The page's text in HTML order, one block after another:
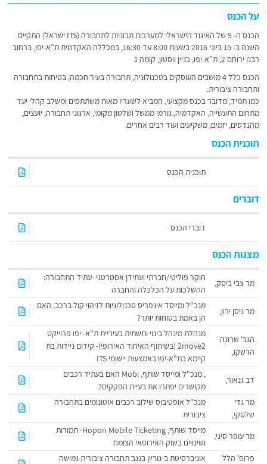
על הכנס
הכנס ה- 9 של האיגוד הישראלי למערכות תבוניות לתחבורה (ITS ישראל) התקיים
השנה ב- 15 ביוני 2016 בשעות 8:00 עד 16:30, במכללה האקדמית ת”א-יפו, ברחוב
רבנו ירוחם 2, ת”א-יפו, בניין ווסטון, קומה 1
הכנס כלל 4 מושבים העוסקים בטכנולוגיה, תחבורה בעיר חכמה, בטיחות בתחבורה
ותחבורה ציבורית.
כמו תמיד, מדובר בכנס מקצועי, המביא לשעריו מאות משתתפים ומשלב קהלי יעד
מתחום התעשייה, האקדמיה, גורמי ממשל ושלטון מקומי, ארגוני תחבורה, יועצים,
מהנדסים, יזמים, משקיעים ועוד רבים אחרים.
תוכנית הכנס
תוכנית הכנס
דוברים
דוברי הכנס
מצגות הכנס
מר צבי ביסק,
חוקר פוליטי/חברתי ועתידן אסטרטגי -עתיד התחבורה:
ההשלכות על הכלכלה והחברה
מר ניסן ירון,
מנכ"ל ומייסד אינפריס טכנולוגיות לזיהוי קול ברכב, האם
הן באמת בטוחות יותר?
הגב' שרונה
הרשקו,
מנהלת מינהל בינוי ותשתית בעיריית ת"א- יפו פרוייקט
2move2 (בשיתוף האיחוד האירופי)- קידום ניידות בת
קיימא בת"א-יפו באמצעות יישומי ITS
דב גנאור,
, מנכ"ל ומייסד שותף, Mobi האם בעתיד רכבים
מקושרים יפתרו את בעיית הפקקים?
מר גדי
שלסקי,
מנכ"ל אופטיבוס שילוב רכבים אוטונומים בתחבורה
ציבורית
מר עופר סיני,
מייסד שותף, Hopon Mobile Ticketing- תמורות
ושינויים בשוק האירופאי הצומח
פרופ' הלל
אוניברסיטת ב-גוריון בנגב תחבורה ציבורית גמישה